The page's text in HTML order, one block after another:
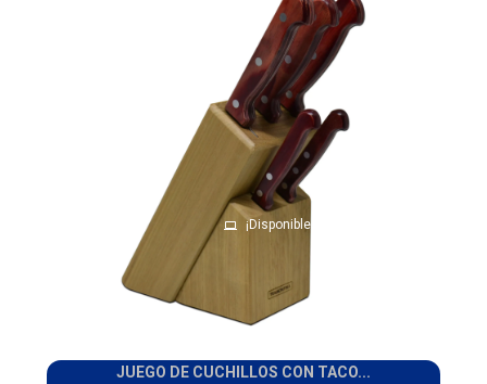
JUEGO DE CUCHILLOS CON TACO...
¡Disponible sólo en Internet!